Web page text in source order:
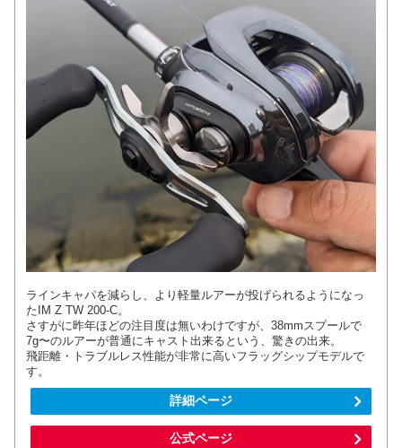
ラインキャパを減らし、より軽量ルアーが投げられるようになっ
たIM Z TW 200-C。
さすがに昨年ほどの注目度は無いわけですが、38mmスプールで
7g〜のルアーが普通にキャスト出来るという、驚きの出来。
飛距離・トラブルレス性能が非常に高いフラッグシップモデルで
す。
詳細ページ
公式ページ